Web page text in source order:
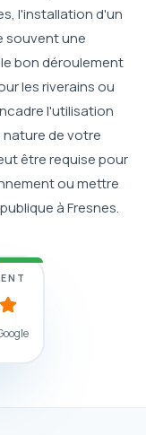
l'installation d'un
souvent une
bon déroulement
les riverains ou
l'utilisation
nature de votre
être requise pour
ou mettre
à Fresnes.